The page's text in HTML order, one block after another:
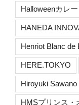
Halloweenカレー
HANEDA
Henriot Blanc de
HERE.TOKYO
Hiroyuki Sawano
HMSプリンス・